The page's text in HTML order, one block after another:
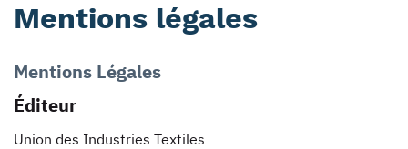
Mentions légales
Mentions Légales
Éditeur
Union des Industries Textiles